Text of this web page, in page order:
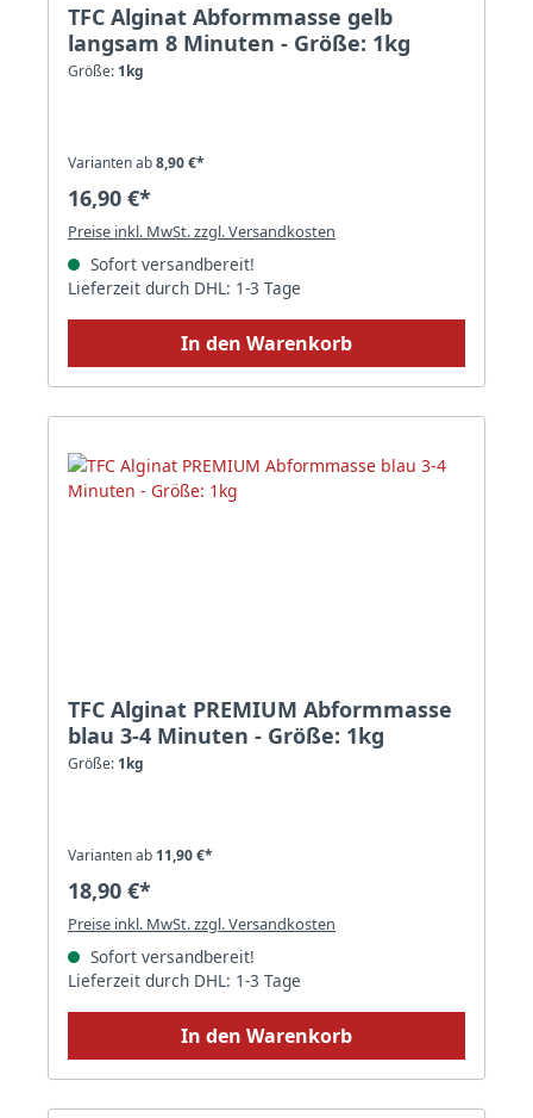
TFC Alginat Abformmasse gelb
langsam 8 Minuten - Größe: 1kg
Größe: 1kg
Varianten ab8,90 €*
16,90 €*
Preise inkl. MwSt. zzgl. Versandkosten
Sofort versandbereit!
Lieferzeit durch DHL: 1-3 Tage
In den Warenkorb
TFC Alginat PREMIUM Abformmasse
blau 3-4 Minuten - Größe: 1kg
Größe: 1kg
Varianten ab 11,90 €*
18,90 €*
Preise inkl. MwSt. zzgl. Versandkosten
Sofort versandbereit!
Lieferzeit durch DHL: 1-3 Tage
In den Warenkorb